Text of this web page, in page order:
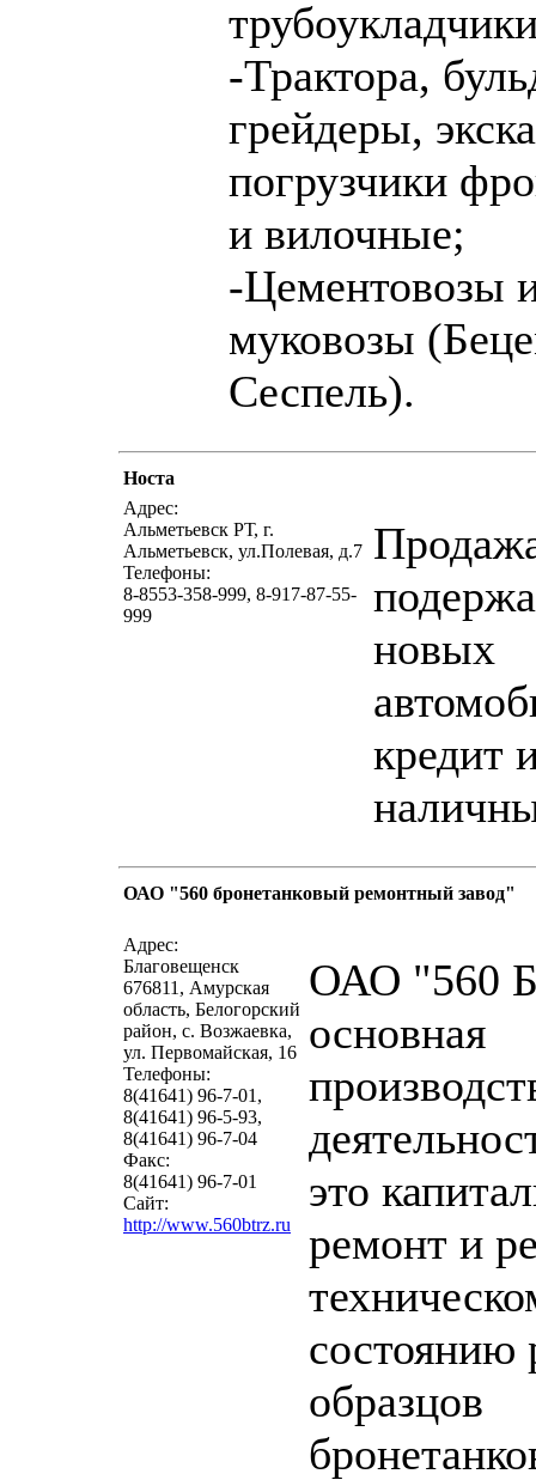
-Трактора,
грейдеры,
погрузчики
и вилочные;
-Цементовозы
муковозы
Сеспель).
Носта
Адрес:
Альметьевск РТ, г.
Альметьевск, ул.Полевая, д.7
Телефоны:
8-8553-358-999, 8-917-87-55-
999
новых
кредит
ОАО "560 бронетанковый ремонтный завод"
Адрес:
Благовещенск
676811, Амурская
область, Белогорский
район, с. Возжаевка,
ул. Первомайская, 16
Телефоны:
8(41641) 96-7-01,
8(41641) 96-5-93,
8(41641) 96-7-04
Факс:
8(41641) 96-7-01
Сайт:
http://www.560btrz.ru
ОАО "560
основная
это
ремонт и
состоянию
образцов